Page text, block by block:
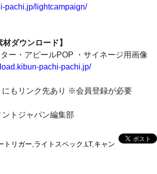
pachi.jp/lightcampaign/
材ダウンロード】
ー・アピールPOP ・サイネージ用画像
pachi-pachi.jp/
もリンク先あり ※会員登録が必要
トジャパン編集部
トリガー ライトスペック LT,キャン